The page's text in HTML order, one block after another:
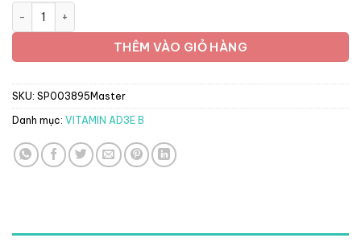
VB Bcomplex - Lọ 20ml số lượng
THÊM VÀO GIỎ HÀNG
SKU: SP003895Master
Danh mục: VITAMIN AD3E B